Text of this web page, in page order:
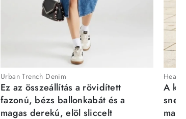
Urban Trench Denim
Ez az összeállítás a rövidített
fazonú, bézs ballonkabát és a
magas derekú, elöl sliccelt
A